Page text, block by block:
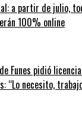
a partir de julio,
100% online
Funes pidió
“Lo necesito,